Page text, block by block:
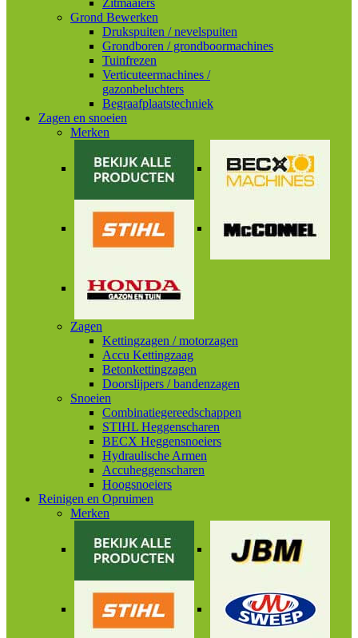
Zitmaaiers
Grond Bewerken
Drukspuiten / nevelspuiten
Grondboren / grondboormachines
Tuinfrezen
Verticuteermachines /
gazonbeluchters
Begraafplaatstechniek
Zagen en snoeien
Merken
Zagen
Kettingzagen / motorzagen
Accu Kettingzaag
Betonkettingzagen
Doorslijpers / bandenzagen
Snoeien
Combinatiegereedschappen
STIHL Heggenscharen
BECX Heggensnoeiers
Hydraulische Armen
Accuheggenscharen
Hoogsnoeiers
Reinigen en Opruimen
Merken